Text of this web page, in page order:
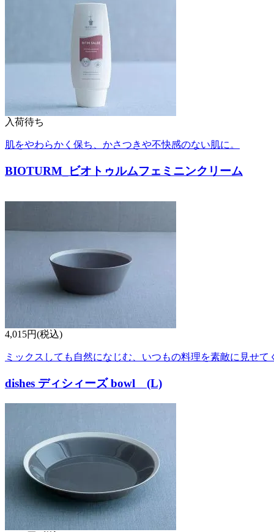
入荷待ち
肌をやわらかく保ち、かさつきや不快感のない肌に。
BIOTURM_ビオトゥルムフェミニンクリーム
4,015円(税込)
ミックスしても自然になじむ、いつもの料理を素敵に見せて
dishes ディシィーズ bowl (L)